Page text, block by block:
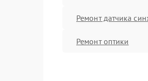
Ремонт датчика
Ремонт оптики